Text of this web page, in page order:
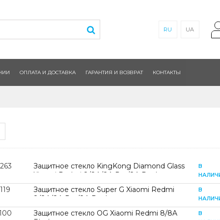
RU UA
ОПЛАТА И ДОСТАВКА ГАРАНТИЯ И ВОЗВРАТ КОНТАКТЫ
Защитное стекло KingKong Diamond Glass
Xiaomi Redmi 8/8A/8A Pro/8A Dual
В
Защитное стекло Super G Xiaomi Redmi
8/8A/8A Pro/8A Dual
В
Защитное стекло OG Xiaomi Redmi 8/8A
В